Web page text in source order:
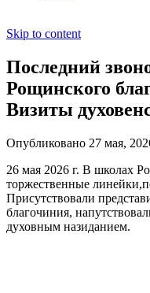
Skip to content
Последний
Рощинского
Визиты
Опубликовано 27 мая,
26 мая 2026 г. В школах
торжественные
Присутствовали
благочиния,
духовным назиданием.